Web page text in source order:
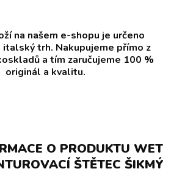
na našem e-shopu je určeno
italský trh. Nakupujeme přímo z
a tím zaručujeme 100 %
originál a kvalitu.
O PRODUKTU WET
ŠTĚTEC ŠIKMÝ